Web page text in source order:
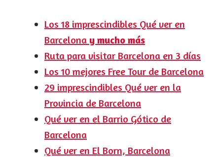
Los 18 imprescindibles Qué ver en
Barcelona y mucho más
Ruta para visitar Barcelona en 3 días
Los 10 mejores Free Tour de Barcelona
29 imprescindibles Qué ver en la
Provincia de Barcelona
Qué ver en el Barrio Gótico de
Barcelona
Qué ver en El Born, Barcelona